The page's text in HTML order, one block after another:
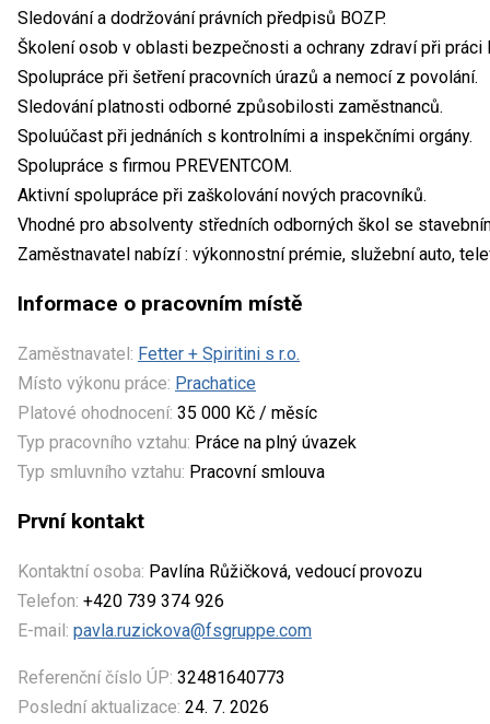
Sledování a dodržování právních předpisů BOZP.
Školení osob v oblasti bezpečnosti a ochrany zdraví při práci
Spolupráce při šetření pracovních úrazů a nemocí z povolání.
Sledování platnosti odborné způsobilosti zaměstnanců.
Spoluúčast při jednáních s kontrolními a inspekčními orgány.
Spolupráce s firmou PREVENTCOM.
Aktivní spolupráce při zaškolování nových pracovníků.
Vhodné pro absolventy středních odborných škol se
Zaměstnavatel nabízí : výkonnostní prémie, služební auto,
Informace o pracovním místě
Zaměstnavatel: Fetter + Spiritini s r.o.
Místo výkonu práce: Prachatice
Platové ohodnocení: 35 000 Kč / měsíc
Typ pracovního vztahu: Práce na plný úvazek
Typ smluvního vztahu: Pracovní smlouva
První kontakt
Kontaktní osoba: Pavlína Růžičková, vedoucí provozu
Telefon: +420 739 374 926
E-mail: pavla.ruzickova@fsgruppe.com
Referenční číslo ÚP: 32481640773
Poslední aktualizace: 24. 7. 2026